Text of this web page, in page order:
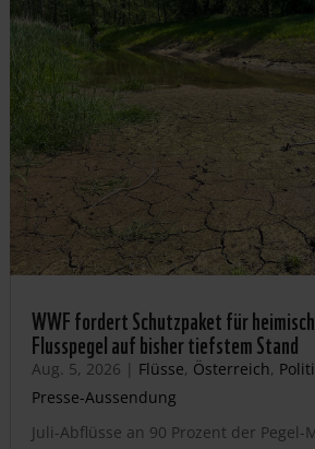
WWF fordert Schutzpaket für
Flusspegel auf bisher tiefstem Stand
Aug. 5, 2026 | Flüsse, Österreich,
Presse-Aussendung
Juli-Abflüsse an 90 Prozent der Pegel-